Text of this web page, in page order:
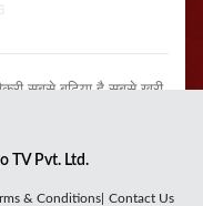
सबसे बढ़िया है सबसे खरी
TV Pvt. Ltd.
& Conditions| Contact Us